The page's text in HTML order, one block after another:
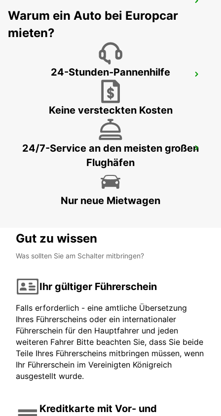
PORTIMAO - PORTUGAL
HUELVA
Warum ein Auto bei Europcar
mieten?
24-Stunden-Pannenhilfe
Keine versteckten Kosten
24/7-Service an den meisten großen
Flughäfen
Nur neue Mietwagen
Gut zu wissen
Was sollten Sie am Schalter mitbringen?
Ihr gültiger Führerschein
Falls erforderlich - eine amtliche Übersetzung
Ihres Führerscheins oder ein internationaler
Führerschein für den Hauptfahrer und jeden
weiteren Fahrer Bitte beachten Sie, dass Sie beide
Teile Ihres Führerscheins mitbringen müssen, wenn
Ihr Führerschein im Vereinigten Königreich
ausgestellt wurde.
Kreditkarte mit Vor- und